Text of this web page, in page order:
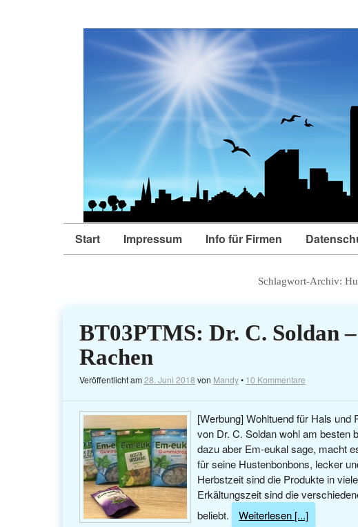
Start Impressum Info für Firmen
Schlagwort-Archiv:
BT03PTMS: Dr. C. Soldan
Rachen
Veröffentlicht am28. Juni 2018 von Mandy• 10 Kommentare
[Werbung] Wohltuend für Hals
von Dr. C. Soldan wohl am besten
dazu aber Em-eukal sage, macht
für seine Hustenbonbons, lecker
Herbstzeit sind die Produkte in
Erkältungszeit sind die
beliebt.
Weiterlesen [...]